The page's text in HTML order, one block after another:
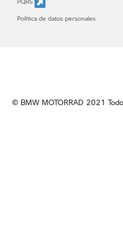
Política de datos personales
© BMW MOTORRAD 2021